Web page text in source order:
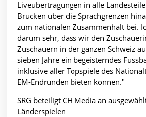
Liveübertragungen in alle
Brücken über die Sprachgrenzen
zum nationalen Zusammenhalt bei.
darum sehr, dass wir den
Zuschauern in der ganzen Schweiz
sieben Jahre ein begeisterndes
inklusive aller Topspiele des
EM-Endrunden bieten können."
SRG beteiligt CH Media an
Länderspielen